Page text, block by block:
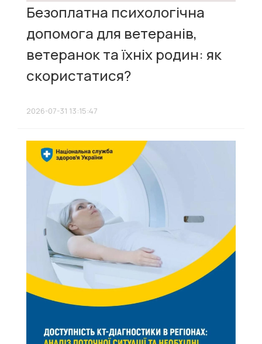
Безоплатна психологічна
допомога для ветеранів,
ветеранок та їхніх родин: як
скористатися?
2026-07-31 13:15:47